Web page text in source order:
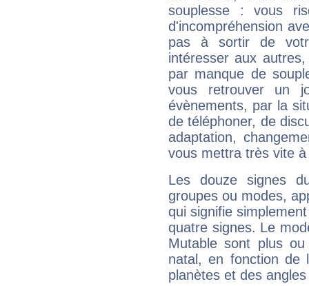
souplesse : vous
d'incompréhension
pas à sortir de
intéresser aux
par manque de
vous retrouver un
évènements, par la
de téléphoner, de
adaptation,
vous mettra très vite
Les douze signes
groupes ou modes,
qui signifie
quatre signes. Le
Mutable sont plus
natal, en fonction de
planètes et des